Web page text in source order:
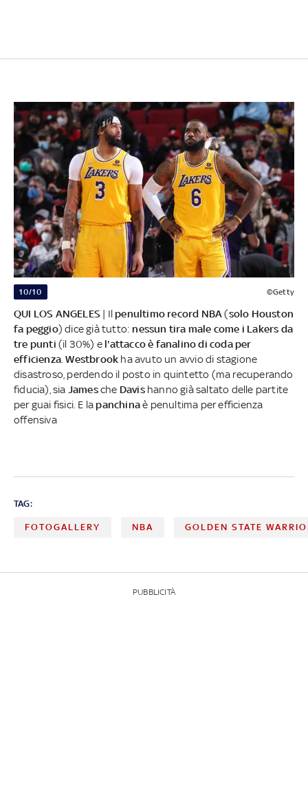
10/10 ©Getty
QUI LOS ANGELES | Il penultimo record NBA (solo Houston
fa peggio) dice già tutto: nessun tira male come i Lakers da
tre punti (il 30%) e l'attacco è fanalino di coda per
efficienza .Westbrook ha avuto un avvio di stagione
disastroso, perdendo il posto in quintetto (ma recuperando
fiducia), sia Jamesche Davis hanno già saltato delle partite
per guai fisici. E la panchinaè penultima per efficienza
offensiva
TAG:
FOTOGALLERY NBA GOLDEN STATE
PUBBLICITÀ